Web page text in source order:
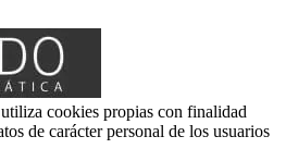
cookies propias con finalidad
de carácter personal de los usuarios